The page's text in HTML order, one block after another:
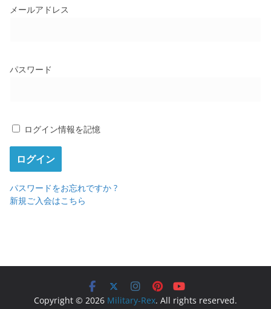
メールアドレス
パスワード
ログイン情報を記憶
パスワードをお忘れですか ?
新規ご入会はこちら
Copyright © 2026 Military-Rex. All rights reserved.